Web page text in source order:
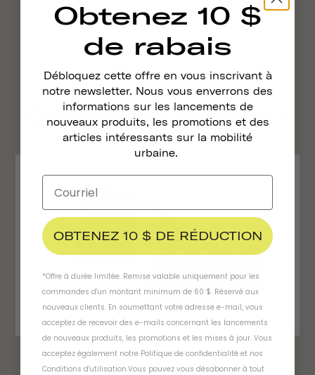
Complétez Votre Kit
Feux Magnétiques Pour Vélo Traveler
Obtenez 10 $
de rabais
Débloquez cette offre en vous inscrivant à
notre newsletter. Nous vous enverrons des
informations sur les lancements de
nouveaux produits, les promotions et des
articles intéressants sur la mobilité
urbaine.
OBTENEZ 10 $ DE RÉDUCTION
*Offre à durée limitée. Remise valable uniquement pour les
commandes d'un montant minimum de 60 $. Réservé aux
nouveaux clients. En soumettant votre adresse e-mail, vous
acceptez de recevoir des e-mails concernant les lancements
de nouveaux produits, les promotions et les mises à jour. Vous
acceptez également notre Politique de confidentialité et nos
Conditions d'utilisation.Vous pouvez vous désabonner à tout